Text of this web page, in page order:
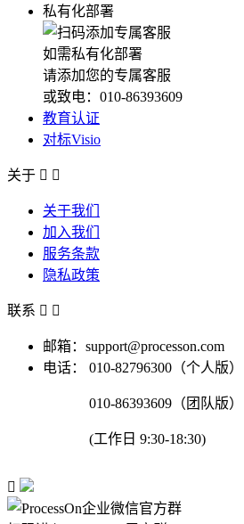
私有化部署
如需私有化部署
请添加您的专属客服
或致电：010-86393609
教育认证
对标Visio
关于  
关于我们
加入我们
服务条款
隐私政策
联系  
邮箱：support@processon.com
电话：
010-82796300（个人版）
010-86393609（团队版）
(工作日 9:30-18:30)
